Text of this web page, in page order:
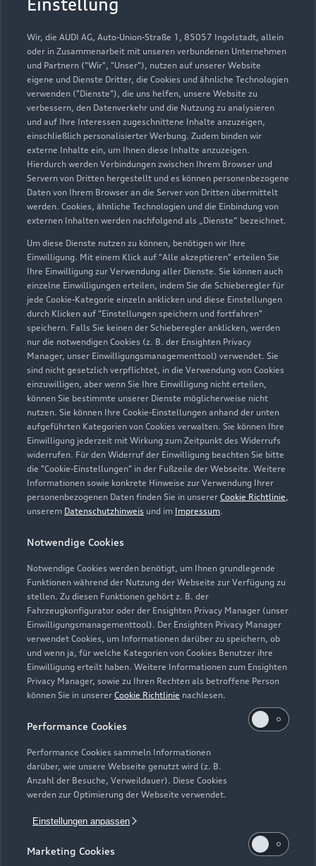
Einstellung
Wir, die AUDI AG, Auto-Union-Straße 1, 85057 Ingolstadt, allein
oder in Zusammenarbeit mit unseren verbundenen Unternehmen
und Partnern ("Wir", "Unser"), nutzen auf unserer Website
eigene und Dienste Dritter, die Cookies und ähnliche Technologien
verwenden ("Dienste"), die uns helfen, unsere Website zu
verbessern, den Datenverkehr und die Nutzung zu analysieren
und auf Ihre Interessen zugeschnittene Inhalte anzuzeigen,
einschließlich personalisierter Werbung. Zudem binden wir
externe Inhalte ein, um Ihnen diese Inhalte anzuzeigen.
Hierdurch werden Verbindungen zwischen Ihrem Browser und
Servern von Dritten hergestellt und es können personenbezogene
Daten von Ihrem Browser an die Server von Dritten übermittelt
werden. Cookies, ähnliche Technologien und die Einbindung von
externen Inhalten werden nachfolgend als „Dienste“ bezeichnet.
Um diese Dienste nutzen zu können, benötigen wir Ihre
Einwilligung. Mit einem Klick auf "Alle akzeptieren" erteilen Sie
Ihre Einwilligung zur Verwendung aller Dienste. Sie können auch
einzelne Einwilligungen erteilen, indem Sie die Schieberegler für
jede Cookie-Kategorie einzeln anklicken und diese Einstellungen
durch Klicken auf "Einstellungen speichern und fortfahren"
speichern. Falls Sie keinen der Schieberegler anklicken, werden
nur die notwendigen Cookies (z. B. der Ensighten Privacy
Manager, unser Einwilligungsmanagementtool) verwendet. Sie
sind nicht gesetzlich verpflichtet, in die Verwendung von Cookies
einzuwilligen, aber wenn Sie Ihre Einwilligung nicht erteilen,
können Sie bestimmte unserer Dienste möglicherweise nicht
nutzen. Sie können Ihre Cookie-Einstellungen anhand der unten
aufgeführten Kategorien von Cookies verwalten. Sie können Ihre
Einwilligung jederzeit mit Wirkung zum Zeitpunkt des Widerrufs
widerrufen. Für den Widerruf der Einwilligung beachten Sie bitte
die "Cookie-Einstellungen" in der Fußzeile der Webseite. Weitere
Informationen sowie konkrete Hinweise zur Verwendung Ihrer
personenbezogenen Daten finden Sie in unserer Cookie Richtlinie,
unserem Datenschutzhinweis und im Impressum.
Notwendige Cookies
Notwendige Cookies werden benötigt, um Ihnen grundlegende
Funktionen während der Nutzung der Webseite zur Verfügung zu
stellen. Zu diesen Funktionen gehört z. B. der
Fahrzeugkonfigurator oder der Ensighten Privacy Manager (unser
Einwilligungsmanagementtool). Der Ensighten Privacy Manager
verwendet Cookies, um Informationen darüber zu speichern, ob
und wenn ja, für welche Kategorien von Cookies Benutzer ihre
Einwilligung erteilt haben. Weitere Informationen zum Ensighten
Privacy Manager, sowie zu Ihren Rechten als betroffene Person
können Sie in unserer Cookie Richtlinie nachlesen.
Performance Cookies
Performance Cookies sammeln Informationen
darüber, wie unsere Webseite genutzt wird (z. B.
Anzahl der Besuche, Verweildauer). Diese Cookies
werden zur Optimierung der Webseite verwendet.
Einstellungen anpassen
Marketing Cookies
Schönauer Straße 22
79674 Todtnau
07671 99950
info@teichmann.biz
Kontaktdaten herunterladen
Öffnungszeiten
Service
Geschlossen,öffnet amMontag 07:30
Teile- & Zubehörverkauf
Geschlossen,öffnet am Montag 07:45
Zurück nach oben
Modelle
Elektromodelle
Plug-in-Hybride
Neuwagensuche
Gebrauchtwagensuche
Service & Zubehör
Saisonale Angebote
Audi Services
Garantie
Support
Über Audi